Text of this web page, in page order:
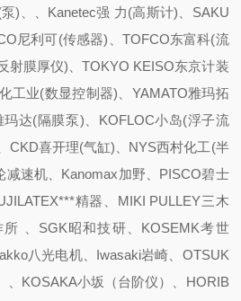
)、、Kanetec强 力(高斯计)、SAKU
尼利可(传感器)、TOFCO东富科(流
射膜厚仪)、TOKYO KEISO东京计装
工业(数显控制器)、YAMATO雅玛拓
玛达(隔膜泵)、KOFLOC小岛(浮子流
CKD喜开理(气缸)、NYS西村化工(半
减速机、Kanomax加野、PISCO碧士
精器、MIKI PULLEY三木
、SGK昭和技研、KOSEMK考世
八光电机、Iwasaki岩崎、OTSUK
、KOSAKA小坂（台阶仪）、HORIB